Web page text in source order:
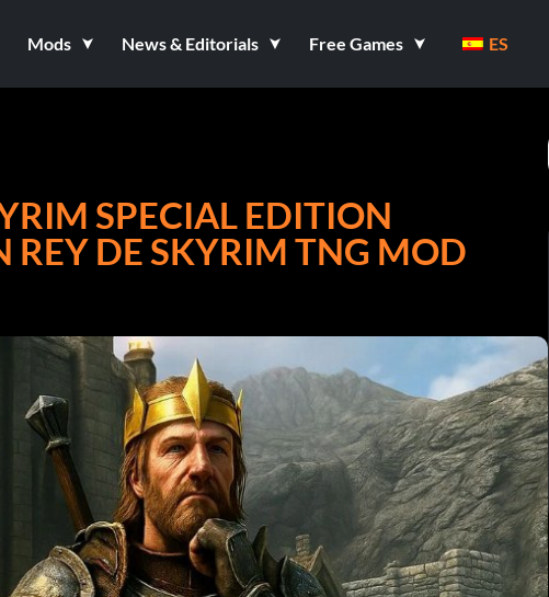
Mods News & Editorials Free Games ES
SPECIAL EDITION
REY DE SKYRIM TNG MOD